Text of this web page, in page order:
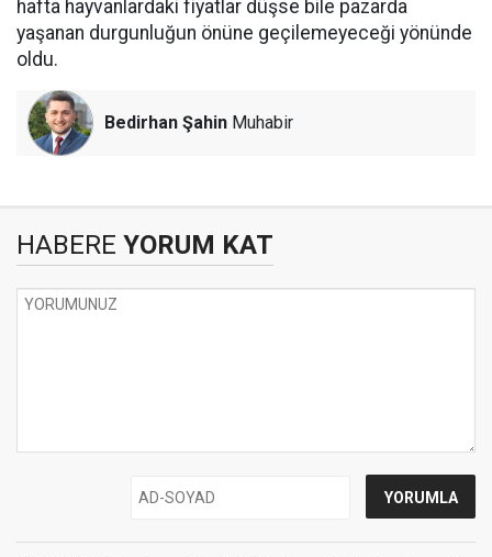
hafta hayvanlardaki fiyatlar düşse bile pazarda
yaşanan durgunluğun önüne geçilemeyeceği yönünde
oldu.
Bedirhan Şahin Muhabir
HABERE YORUM KAT